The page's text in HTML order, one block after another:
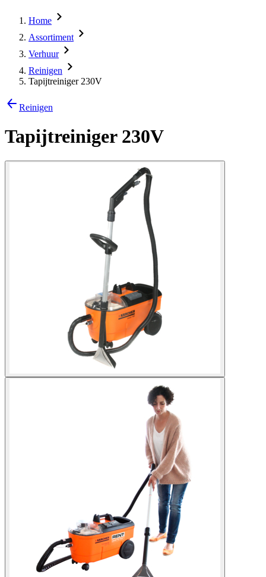
Home
Assortiment
Verhuur
Reinigen
Tapijtreiniger 230V
Reinigen
Tapijtreiniger 230V